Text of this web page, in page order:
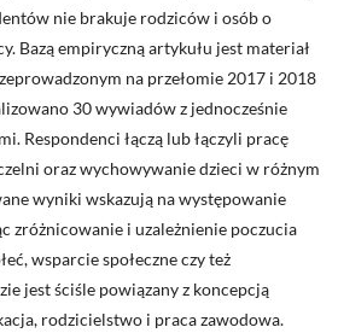
nie brakuje rodziców i osób o
Bazą empiryczną artykułu jest materiał
na przełomie 2017 i 2018
30 wywiadów z jednocześnie
Respondenci łączą lub łączyli pracę
oraz wychowywanie dzieci w różnym
wyniki wskazują na występowanie
zróżnicowanie i uzależnienie poczucia
wsparcie społeczne czy też
jest ściśle powiązany z koncepcją
rodzicielstwo i praca zawodowa.